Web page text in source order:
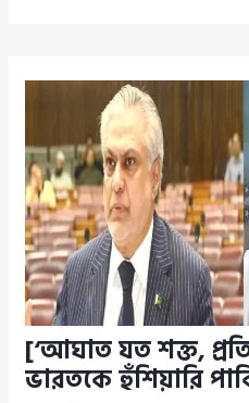
[‘আঘাত যত শক্ত,
ভারতকে হুঁশিয়ারি